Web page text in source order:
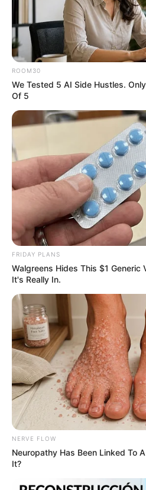
ชื่อความหมายดี ชื่อมงคล ดว
เชื่อในสิ่
เนื้อหาที่ได้รับการโปรโมต
Hollywood's Inaccurate
Look Inside
BRAINBERRIES
Tropes Hollywood Invented
With Reality
BRAINBERRIES
ROOM30
We Tested 5 AI Side Hustles.
Of 5
FRIDAY PLANS
Walgreens Hides This $1 Generic
It's Really In.
NERVE FLOW
Neuropathy Has Been Linked To
It?